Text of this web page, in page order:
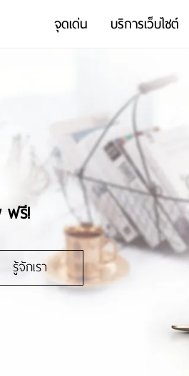
จุดเด่น บริการเว็บไซต์
ฟรี!
รู้จักเรา